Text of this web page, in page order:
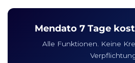
Mendato 7 Tage
Alle Funktionen. Keine